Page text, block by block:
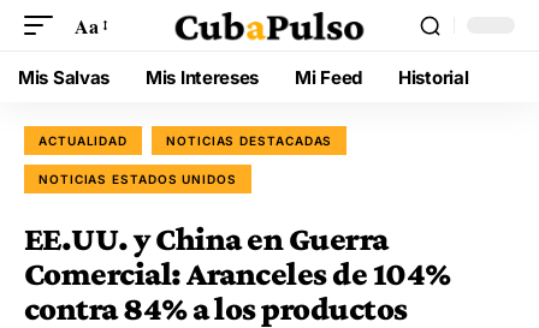
Aa
Mis Salvas Mis Intereses Mi Feed Historial
ACTUALIDAD NOTICIAS DESTACADAS
NOTICIAS ESTADOS UNIDOS
EE.UU. y China en Guerra
Comercial: Aranceles de 104%
contra 84% a los productos